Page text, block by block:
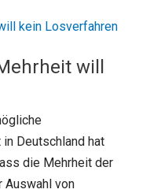
will
Deutschland hat
die Mehrheit der
Auswahl von